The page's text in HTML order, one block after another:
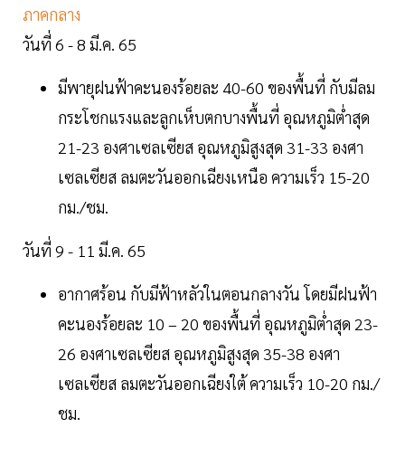
ภาคกลาง
วันที่ 6 - 8 มี.ค. 65
มีพายุฝนฟ้าคะนองร้อยละ 40-60 ของพื้นที่ กับมีลม
กระโชกแรงและลูกเห็บตกบางพื้นที่ อุณหภูมิต่ำสุด
21-23 องศาเซลเซียส อุณหภูมิสูงสุด 31-33 องศา
เซลเซียส ลมตะวันออกเฉียงเหนือ ความเร็ว 15-20
กม./ชม.
วันที่ 9 - 11 มี.ค. 65
อากาศร้อน กับมีฟ้าหลัวในตอนกลางวัน โดยมีฝนฟ้า
คะนองร้อยละ 10 – 20 ของพื้นที่ อุณหภูมิต่ำสุด 23-
26 องศาเซลเซียส อุณหภูมิสูงสุด 35-38 องศา
เซลเซียส ลมตะวันออกเฉียงใต้ ความเร็ว 10-20 กม./
ชม.